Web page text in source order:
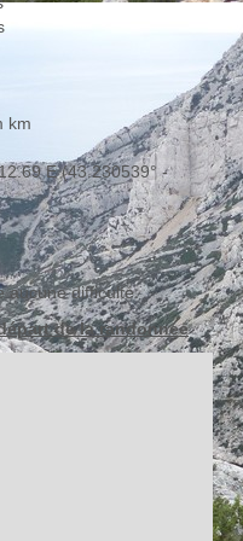
km
E (43.230539° -
aucune difficulté.
de la randonnée